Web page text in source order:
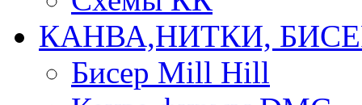
КАНВА,НИТКИ,
Бисер Mill Hill